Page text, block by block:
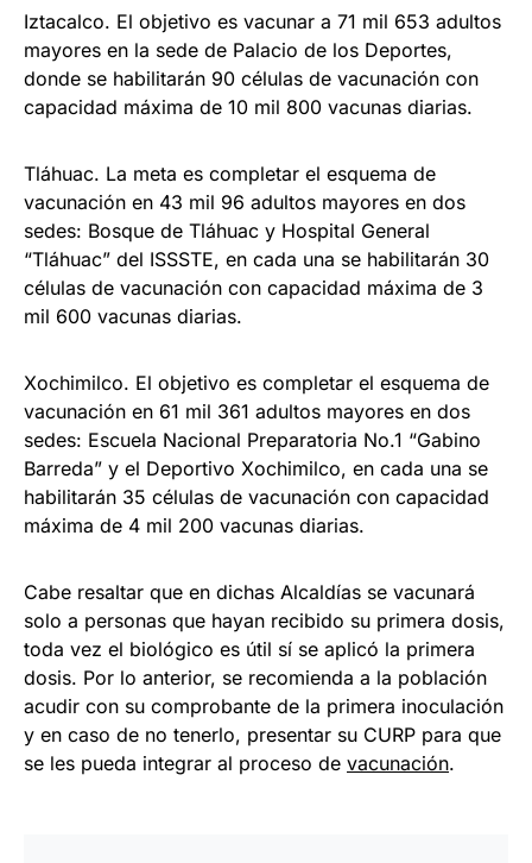
Iztacalco. El objetivo es vacunar a 71 mil 653 adultos
mayores en la sede de Palacio de los Deportes,
donde se habilitarán 90 células de vacunación con
capacidad máxima de 10 mil 800 vacunas diarias.
Tláhuac. La meta es completar el esquema de
vacunación en 43 mil 96 adultos mayores en dos
sedes: Bosque de Tláhuac y Hospital General
“Tláhuac” del ISSSTE, en cada una se habilitarán 30
células de vacunación con capacidad máxima de 3
mil 600 vacunas diarias.
Xochimilco. El objetivo es completar el esquema de
vacunación en 61 mil 361 adultos mayores en dos
sedes: Escuela Nacional Preparatoria No.1 “Gabino
Barreda” y el Deportivo Xochimilco, en cada una se
habilitarán 35 células de vacunación con capacidad
máxima de 4 mil 200 vacunas diarias.
Cabe resaltar que en dichas Alcaldías se vacunará
solo a personas que hayan recibido su primera dosis,
toda vez el biológico es útil sí se aplicó la primera
dosis. Por lo anterior, se recomienda a la población
acudir con su comprobante de la primera inoculación
y en caso de no tenerlo, presentar su CURP para que
se les pueda integrar al proceso de vacunación.